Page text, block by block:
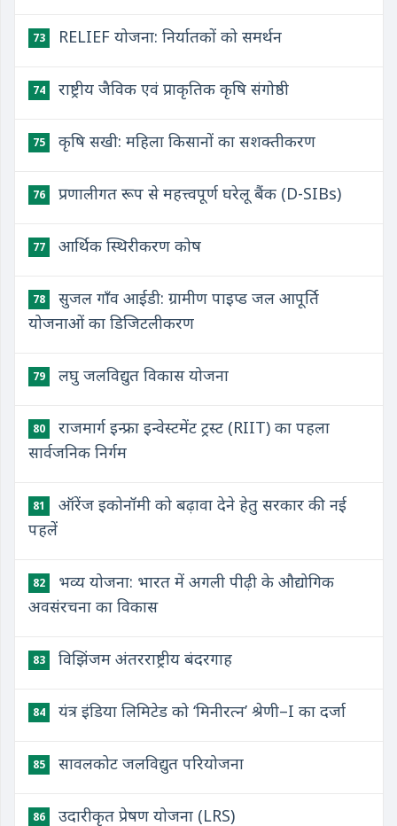
73 RELIEF योजना: निर्यातकों को समर्थन
74 राष्ट्रीय जैविक एवं प्राकृतिक कृषि संगोष्ठी
75 कृषि सखी: महिला किसानों का सशक्तीकरण
76 प्रणालीगत रूप से महत्त्वपूर्ण घरेलू बैंक (D-SIBs)
77 आर्थिक स्थिरीकरण कोष
78
सुजल गाँव आईडी: ग्रामीण पाइप्ड जल आपूर्ति
योजनाओं का डिजिटलीकरण
79 लघु जलविद्युत विकास योजना
80
राजमार्ग इन्फ्रा इन्वेस्टमेंट ट्रस्ट (RIIT) का पहला
सार्वजनिक निर्गम
81
ऑरेंज इकोनॉमी को बढ़ावा देने हेतु सरकार की नई
पहलें
82
भव्य योजना: भारत में अगली पीढ़ी के औद्योगिक
अवसंरचना का विकास
83 विझिंजम अंतरराष्ट्रीय बंदरगाह
84 यंत्र इंडिया लिमिटेड को ‘मिनीरत्न’ श्रेणी–I का दर्जा
85 सावलकोट जलविद्युत परियोजना
86 उदारीकृत प्रेषण योजना (LRS)